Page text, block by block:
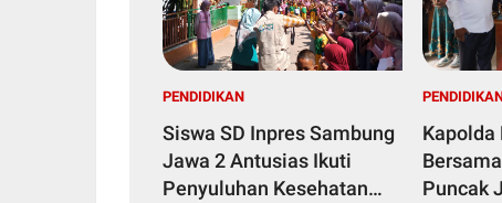
PENDIDIKAN
Siswa SD Inpres Sambung
Jawa 2 Antusias Ikuti
Penyuluhan Kesehatan
Kapolda
Puncak